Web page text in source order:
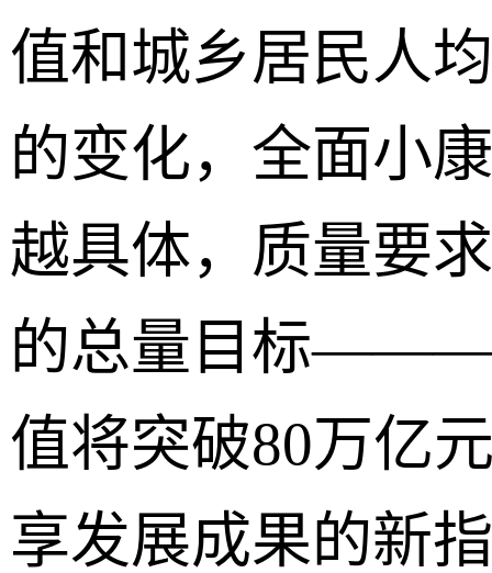
值和城乡居民人
的变化，全面小
越具体，质量要
的总量目标———
值将突破80万亿
享发展成果的